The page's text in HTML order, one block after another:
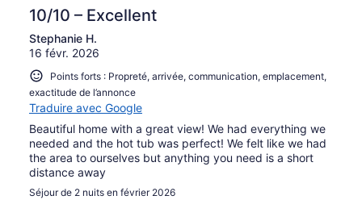
10/10 – Excellent
Stephanie H.
16 févr. 2026
Points forts : Propreté, arrivée, communication, emplacement,
exactitude de l’annonce
Traduire avec Google
Beautiful home with a great view! We had everything we
needed and the hot tub was perfect! We felt like we had
the area to ourselves but anything you need is a short
distance away
Séjour de 2 nuits en février 2026